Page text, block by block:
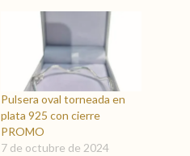
Pulsera oval torneada en
plata 925 con cierre
PROMO
7 de octubre de 2024